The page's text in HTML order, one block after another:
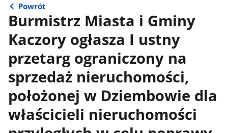
Powrót
Burmistrz Miasta i Gminy
Kaczory ogłasza I ustny
przetarg ograniczony na
sprzedaż nieruchomości,
położonej w Dziembowie dla
właścicieli nieruchomości